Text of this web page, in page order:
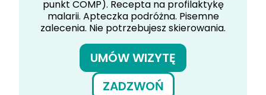
punkt COMP). Recepta na profilaktykę
malarii. Apteczka podróżna. Pisemne
zalecenia. Nie potrzebujesz skierowania.
UMÓW WIZYTĘ
ZADZWOŃ